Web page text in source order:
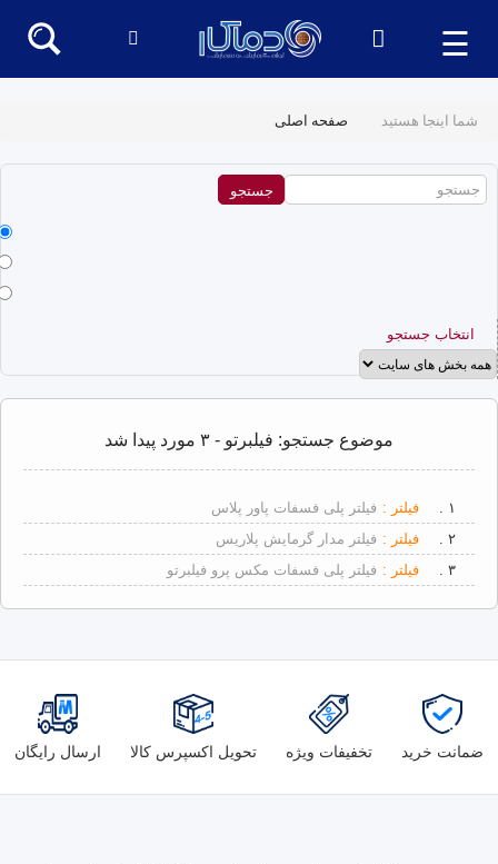
☰
شما اینجا هستید صفحه اصلی
انتخاب جستجو
موضوع جستجو: فیلبرتو - ۳ مورد پیدا شد
۱ . فیلتر : فیلتر پلی فسفات پاور پلاس
۲ .
فیلتر : فیلتر مدار گرمایش پلاریس
۳ .
فیلتر : فیلتر پلی فسفات مکس پرو فیلبرتو
ضمانت خرید تخفیفات ویژه تحویل اکسپرس کالا ارسال رایگان